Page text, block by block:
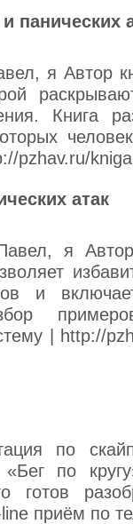
панических
я Автор
Книга
pzhav.ru/
атак
я
и
| http://
по
«Бег по
готов
приём по